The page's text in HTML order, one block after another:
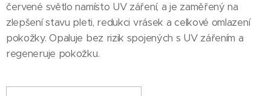
červené světlo namísto UV záření, a je zaměřený na
zlepšení stavu pleti, redukci vrásek a celkové omlazení
pokožky. Opaluje bez rizik spojených s UV zářením a
regeneruje pokožku.